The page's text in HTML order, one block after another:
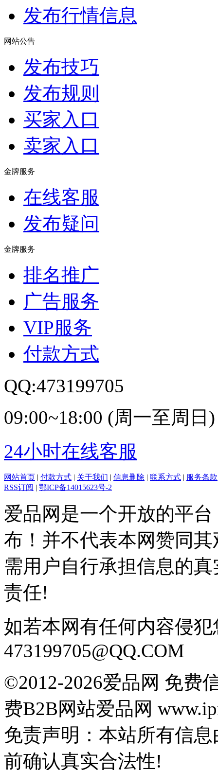
发布行情信息
网站公告
发布技巧
发布规则
买家入口
卖家入口
金牌服务
在线客服
发布疑问
金牌服务
排名推广
广告服务
VIP服务
付款方式
QQ:473199705
09:00~18:00 (周一至周日)
24小时在线客服
网站首页 | 付款方式 | 关于我们 | 信息删除 | 联系方式 | 服务条款
RSS订阅 | 鄂ICP备14015623号-2
爱品网是一个开放的平
布！并不代表本网赞同
需用户自行承担信息的
责任!
如若本网有任何内容侵
473199705@QQ.COM
©2012-2026爱品网 免费
费B2B网站爱品网
免责声明：本站所有信
前确认真实合法性!